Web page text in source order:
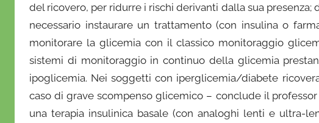
del ricovero, per ridurre i rischi derivanti dalla sua presenza;
necessario instaurare un trattamento (con insulina o
monitorare la glicemia con il classico monitoraggio
sistemi di monitoraggio in continuo della glicemia
ipoglicemia. Nei soggetti con iperglicemia/diabete
caso di grave scompenso glicemico – conclude il
una terapia insulinica basale (con analoghi lenti e ultra-